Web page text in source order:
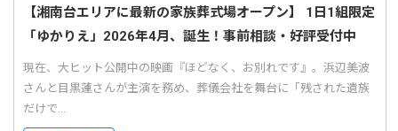
【湘南台エリアに最新の家族葬式場オープン】 1日1組限定
「ゆかりえ」2026年4月、誕生！事前相談・好評受付中
現在、大ヒット公開中の映画『ほどなく、お別れです』。浜辺美波
さんと目黒蓮さんが主演を務め、葬儀会社を舞台に「残された遺族
だけで...